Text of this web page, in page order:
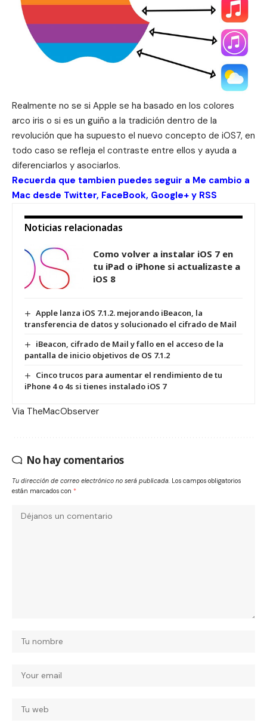
Realmente no se si Apple se ha basado en los colores
arco iris o si es un guiño a la tradición dentro de la
revolución que ha supuesto el nuevo concepto de iOS7, en
todo caso se refleja el contraste entre ellos y ayuda a
diferenciarlos y asociarlos.
Recuerda que tambien puedes seguir a Me cambio a
Mac desde Twitter, FaceBook, Google+ y RSS
Noticias relacionadas
Como volver a instalar iOS 7 en
tu iPad o iPhone si actualizaste a
iOS 8
Apple lanza iOS 7.1.2. mejorando iBeacon, la
transferencia de datos y solucionado el cifrado de Mail
iBeacon, cifrado de Mail y fallo en el acceso de la
pantalla de inicio objetivos de OS 7.1.2
Cinco trucos para aumentar el rendimiento de tu
iPhone 4 o 4s si tienes instalado iOS 7
Via TheMacObserver
No hay comentarios
Tu dirección de correo electrónico no será publicada. Los campos obligatorios
están marcados con *